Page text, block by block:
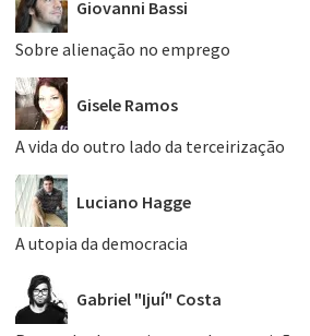
Giovanni Bassi
Sobre alienação no emprego
Gisele Ramos
A vida do outro lado da terceirização
Luciano Hagge
A utopia da democracia
Gabriel "Ijuí" Costa